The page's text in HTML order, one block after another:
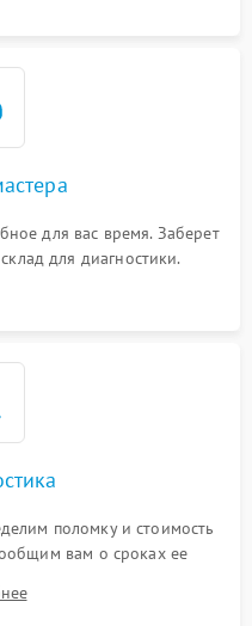
для вас время. Заберет
для диагностики.
поломку и стоимость
вам о сроках ее